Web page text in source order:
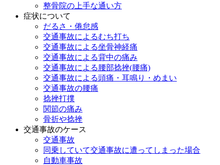
整骨院の上手な通い方
症状について
だるさ・倦怠感
交通事故によるむち打ち
交通事故による坐骨神経痛
交通事故による背中の痛み
交通事故による腰部捻挫(腰痛)
交通事故による頭痛・耳鳴り・めまい
交通事故の腰痛
捻挫打撲
関節の痛み
骨折や捻挫
交通事故のケース
交通事故
同乗していて交通事故に遭ってしまった場合
自動車事故